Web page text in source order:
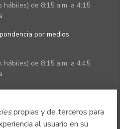
propias y de terceros para
al usuario en su
hábiles) de 8:15 a.m. a 4:15
por medios
hábiles) de 8:15 a.m. a 4:45